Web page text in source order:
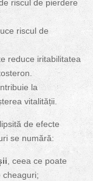
riscul de pierdere
riscul de
reduce iritabilitatea
la
vitalității.
de efecte
se numără:
, ceea ce poate
cheaguri;